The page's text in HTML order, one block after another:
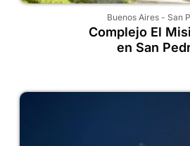
Buenos Aires- San
Complejo El
en San